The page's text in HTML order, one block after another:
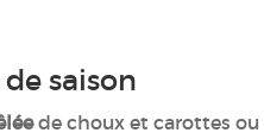
saison
de choux et carottes ou